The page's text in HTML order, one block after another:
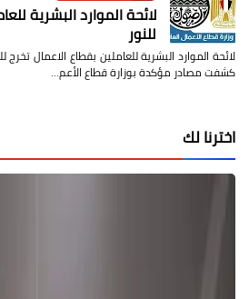
لائحة الموارد البشرية
للنور
لائحة الموارد البشرية للعاملين بقطاع الاعمال
كشفت مصادر مؤكدة بوزارة قطاع الأعم…
اخترنا لك